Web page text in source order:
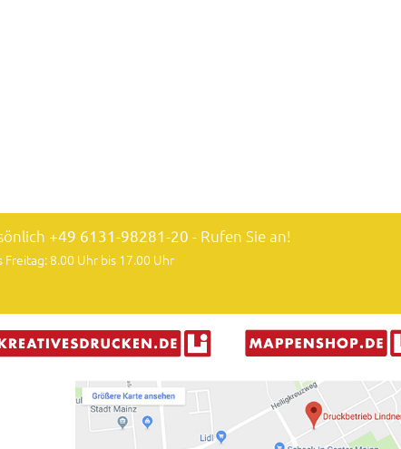
+49 6131-98281-20 - Rufen Sie an!
Freitag: 8.00 Uhr bis 17.00 Uhr